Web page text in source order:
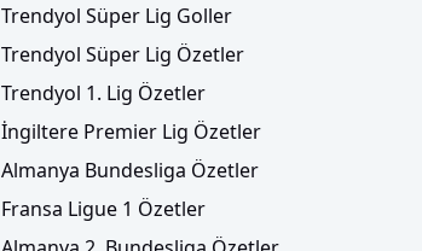
Trendyol Süper Lig Goller
Trendyol Süper Lig Özetler
Trendyol 1. Lig Özetler
İngiltere Premier Lig Özetler
Almanya Bundesliga Özetler
Fransa Ligue 1 Özetler